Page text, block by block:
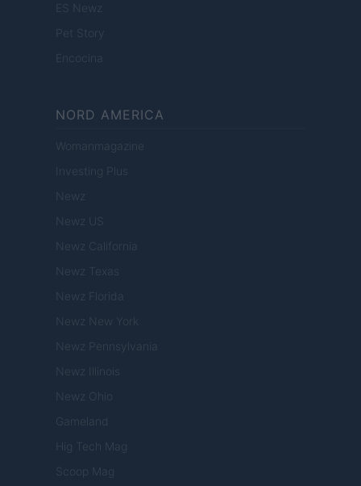
ES Newz
Pet Story
Encocina
NORD AMERICA
Womanmagazine
Investing Plus
Newz
Newz US
Newz California
Newz Texas
Newz Florida
Newz New York
Newz Pennsylvania
Newz Illinois
Newz Ohio
Gameland
Hig Tech Mag
Scoop Mag